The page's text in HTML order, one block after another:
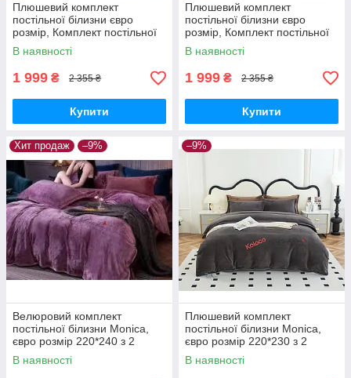
Плюшевий комплект
постільної білизни євро
розмір, Комплект постільної
білизни з Велюр ТМ Colorful
Home
В наявності
1 999 ₴ 2 355 ₴
Купити
Плюшевий комплект
постільної білизни євро
розмір, Комплект постільної
білизни з Велюр ТМ Colorful
Home
В наявності
1 999 ₴ 2 355 ₴
Купити
Хит продаж –9%
Велюровий комплект
постільної білизни Monica,
євро розмір 220*240 з 2
наволочками 50 × 70
В наявності
–9%
Плюшевий комплект
постільної білизни Monica,
євро розмір 220*230 з 2
наволочками 50 × 70
В наявності